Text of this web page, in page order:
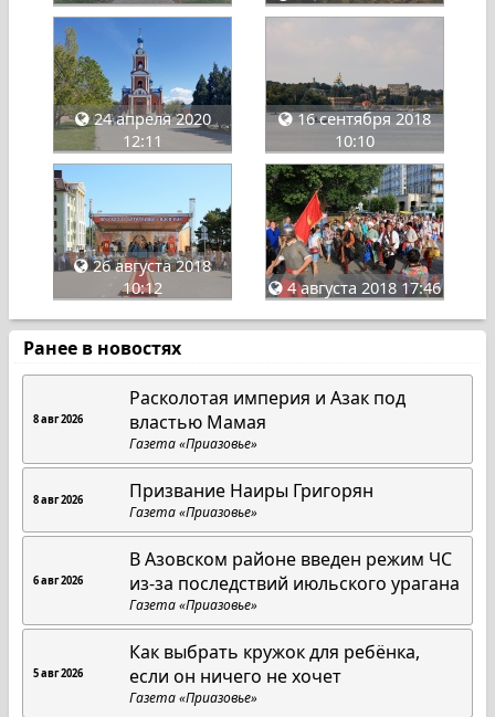
24 апреля 2020
12:11
16 сентября 2018
10:10
26 августа 2018
10:12
4 августа 2018 17:46
Ранее в новостях
8 авг 2026
Расколотая империя и Азак под
властью Мамая
Газета «Приазовье»
8 авг 2026 Призвание Наиры Григорян
Газета «Приазовье»
6 авг 2026
В Азовском районе введен режим ЧС
из-за последствий июльского урагана
Газета «Приазовье»
5 авг 2026
Как выбрать кружок для ребёнка,
если он ничего не хочет
Газета «Приазовье»